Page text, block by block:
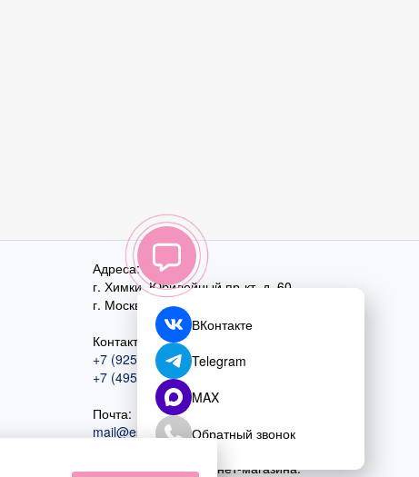
Адреса:
г. Химки, Юбилейный пр-кт, д. 60
г. Москва
ул. Перовская, д. 59
Контактный номер:
+7 (925) 585-74-27
+7 (495) 970-44-75
Почта:
mail@esta-fiesta.ru
Режим работы интернет-магазина:
ВКонтакте
Telegram
MAX
Обратный звонок